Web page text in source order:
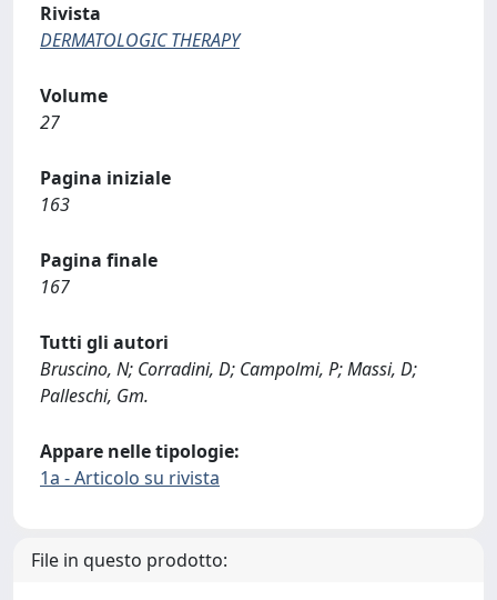
Rivista
DERMATOLOGIC THERAPY
Volume
27
Pagina iniziale
163
Pagina finale
167
Tutti gli autori
Bruscino, N; Corradini, D; Campolmi, P; Massi, D;
Palleschi, Gm.
Appare nelle tipologie:
1a - Articolo su rivista
File in questo prodotto: